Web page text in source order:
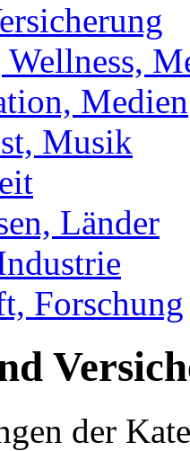
Wellness,
Medien
Musik
Länder
Forschung
der